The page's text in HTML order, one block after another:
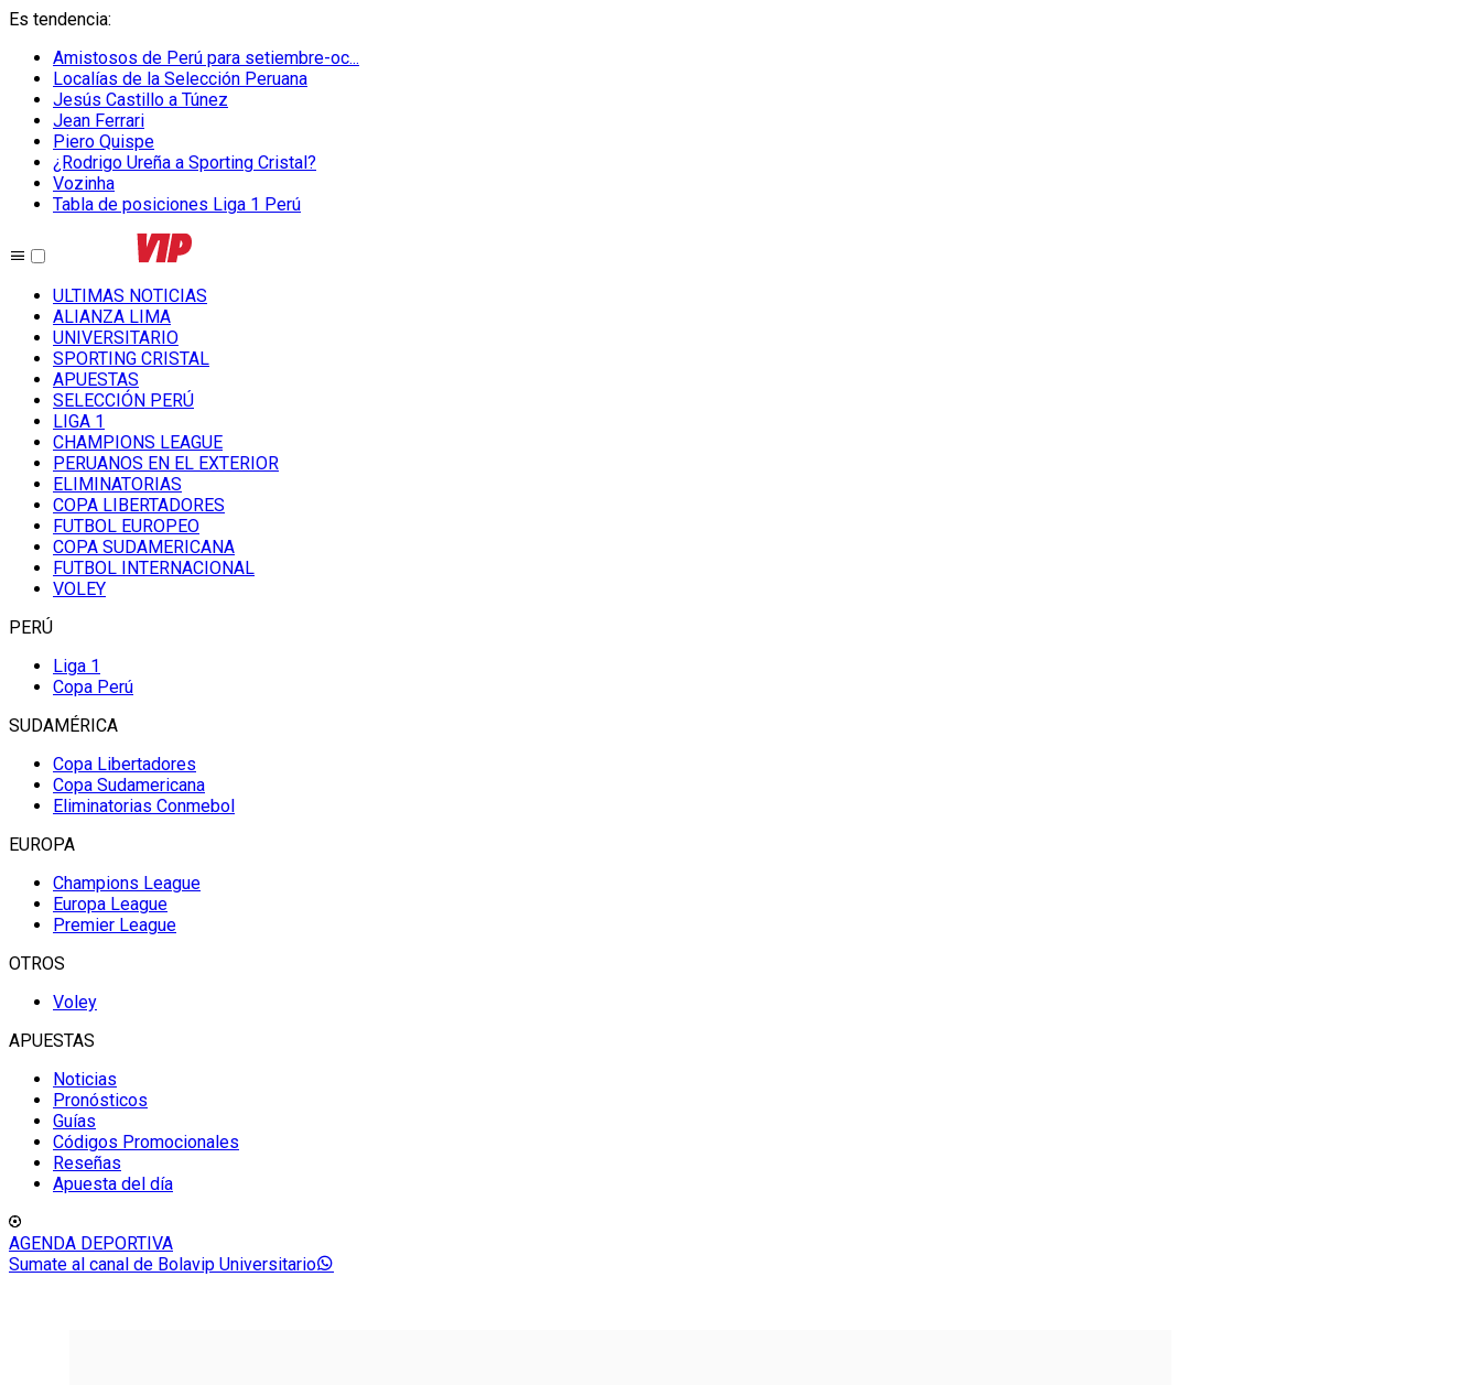
Es tendencia:
Amistosos de Perú para setiembre-oc...
Localías de la Selección Peruana
Jesús Castillo a Túnez
Jean Ferrari
Piero Quispe
¿Rodrigo Ureña a Sporting Cristal?
Vozinha
Tabla de posiciones Liga 1 Perú
ULTIMAS NOTICIAS
ALIANZA LIMA
UNIVERSITARIO
SPORTING CRISTAL
APUESTAS
SELECCIÓN PERÚ
LIGA 1
CHAMPIONS LEAGUE
PERUANOS EN EL EXTERIOR
ELIMINATORIAS
COPA LIBERTADORES
FUTBOL EUROPEO
COPA SUDAMERICANA
FUTBOL INTERNACIONAL
VOLEY
PERÚ
Liga 1
Copa Perú
SUDAMÉRICA
Copa Libertadores
Copa Sudamericana
Eliminatorias Conmebol
EUROPA
Champions League
Europa League
Premier League
OTROS
Voley
APUESTAS
Noticias
Pronósticos
Guías
Códigos Promocionales
Reseñas
Apuesta del día
AGENDA DEPORTIVA
Sumate al canal de Bolavip Universitario